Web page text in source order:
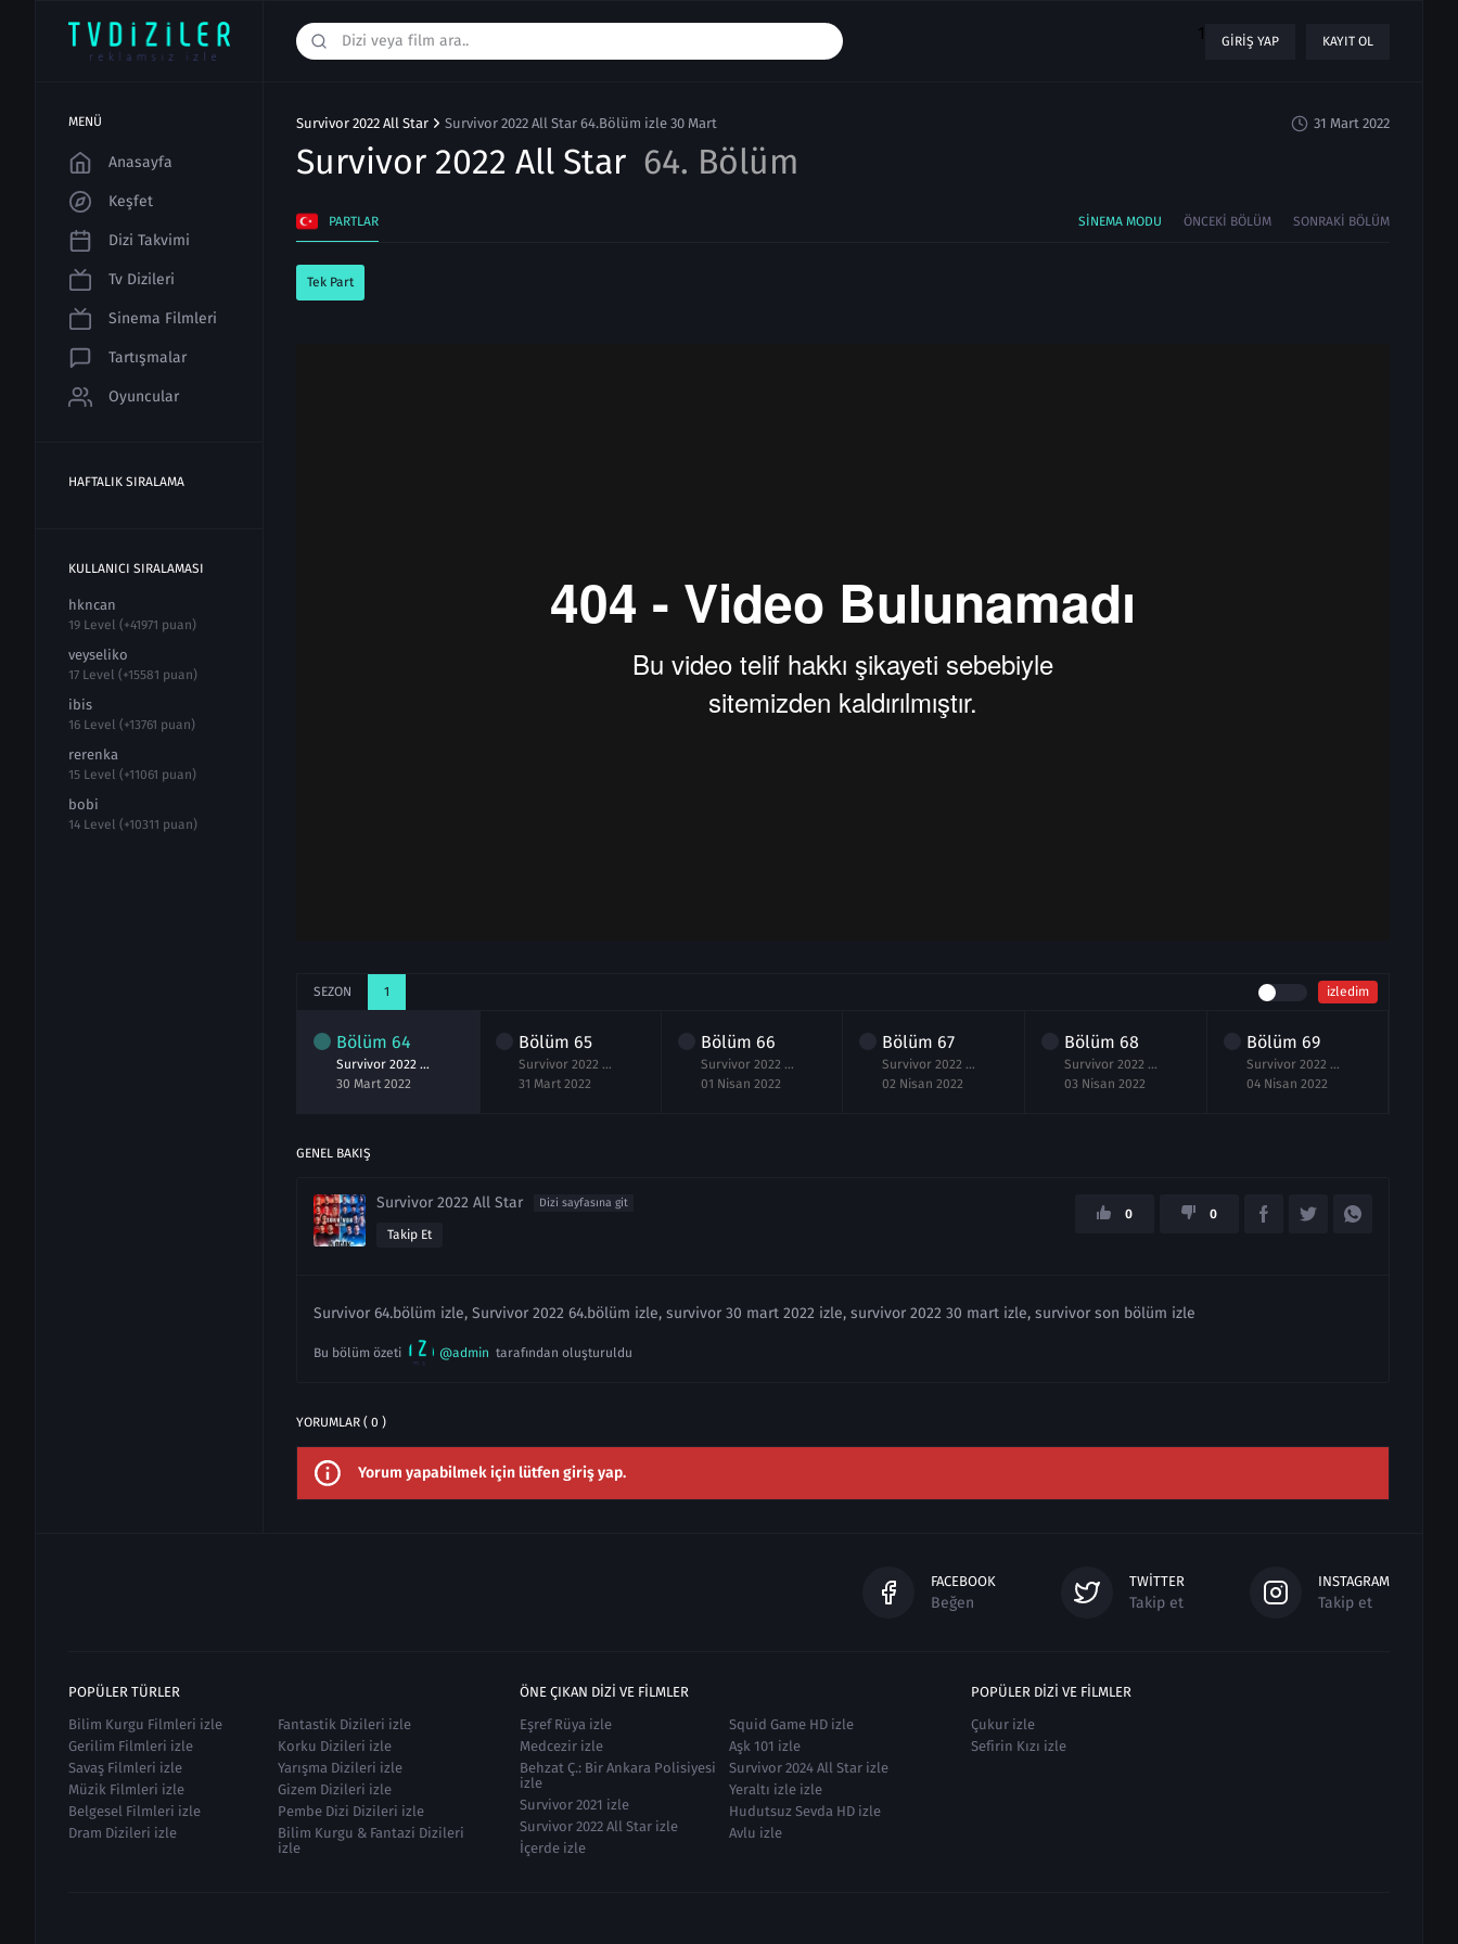
1 GIRIŞ YAP KAYIT OL
MENÜ
Anasayfa
Keşfet
Dizi Takvimi
Tv Dizileri
Sinema Filmleri
Tartışmalar
Oyuncular
HAFTALIK SIRALAMA
KULLANICI SIRALAMASI
hkncan
19 Level (+41971 puan)
veyseliko
17 Level (+15581 puan)
ibis
16 Level (+13761 puan)
rerenka
15 Level (+11061 puan)
bobi
14 Level (+10311 puan)
Survivor 2022 All Star Survivor 2022 All Star 64.Bölüm izle 30 Mart
Survivor 2022 All Star 64. Bölüm
31 Mart 2022
PARTLAR SINEMA MODU ÖNCEKI BÖLÜM SONRAKI BÖLÜM
Tek Part
SEZON 1 izledim
Bölüm 64
Survivor 2022 All Star 64.Bölüm izle 30 Mart
30 Mart 2022
Bölüm 65
Survivor 2022 All Star 65.Bölüm izle 31 Mart
31 Mart 2022
Bölüm 66
Survivor 2022 All Star 66.Bölüm izle 1 Nisan
01 Nisan 2022
Bölüm 67
Survivor 2022 All Star 67.Bölüm izle 2 Nisan
02 Nisan 2022
Bölüm 68
Survivor 2022 All Star 68.Bölüm izle 3 Nisan
03 Nisan 2022
Bölüm 69
Survivor 2022 All Star 69.Bölüm izle 4 Nisan
04 Nisan 2022
GENEL BAKIŞ
Survivor 2022 All Star Dizi sayfasına git
Takip Et
0 0
Survivor 64.bölüm izle, Survivor 2022 64.bölüm izle, survivor 30 mart 2022 izle, survivor 2022 30 mart izle, survivor son bölüm izle
Bu bölüm özeti @admin tarafından oluşturuldu
YORUMLAR ( 0 )
Yorum yapabilmek için lütfen giriş yap.
FACEBOOK
Beğen
TWITTER
Takip et
INSTAGRAM
Takip et
POPÜLER TÜRLER
Bilim Kurgu Filmleri izle
Gerilim Filmleri izle
Savaş Filmleri izle
Müzik Filmleri izle
Belgesel Filmleri izle
Dram Dizileri izle
Fantastik Dizileri izle
Korku Dizileri izle
Yarışma Dizileri izle
Gizem Dizileri izle
Pembe Dizi Dizileri izle
Bilim Kurgu & Fantazi Dizileri
izle
ÖNE ÇIKAN DIZI VE FILMLER
Eşref Rüya izle
Medcezir izle
Behzat Ç.: Bir Ankara Polisiyesi
izle
Survivor 2021 izle
Survivor 2022 All Star izle
İçerde izle
Squid Game HD izle
Aşk 101 izle
Survivor 2024 All Star izle
Yeraltı izle izle
Hudutsuz Sevda HD izle
Avlu izle
POPÜLER DIZI VE FILMLER
Çukur izle
Sefirin Kızı izle